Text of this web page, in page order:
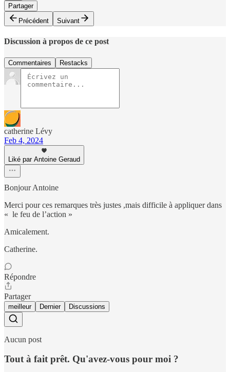
Partager
Précédent
Suivant
Discussion à propos de ce post
Commentaires Restacks
catherine Lévy
Feb 4, 2024
Liké par Antoine Geraud
Bonjour Antoine
Merci pour ces remarques très justes ,mais difficile à appliquer dans
« le feu de l’action »
Amicalement.
Catherine.
Répondre
Partager
meilleur Dernier Discussions
Aucun post
Tout à fait prêt. Qu'avez-vous pour moi ?